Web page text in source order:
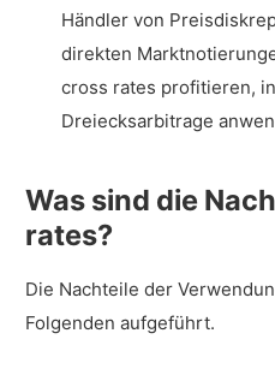
Händler von
direkten
cross rates profitieren,
Dreiecksarbitrage
Was sind die
rates?
Die Nachteile der
Folgenden aufgeführt.